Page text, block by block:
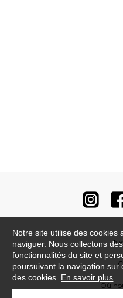
Où
Notre site utilise des cookies
naviguer. Nous collectons
fonctionnalités du site et
poursuivant la navigation sur
des cookies. En savoir plus